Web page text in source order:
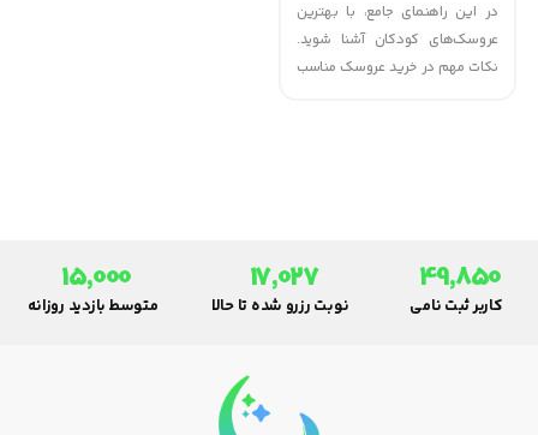
و آموزش
در این راهنمای جامع، با بهترین
عروسک‌های کودکان آشنا شوید.
نکات مهم در خرید عروسک مناسب
49,850
کاربر ثبت نامی
17,027
نوبت رزرو شده تا حالا
15,000
متوسط بازدید روزانه